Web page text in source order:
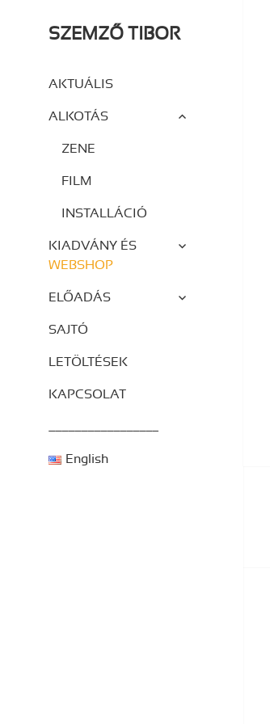
SZEMZŐ TIBOR
AKTUÁLIS
ALKOTÁS
szétnyitása
ZENE
FILM
INSTALLÁCIÓ
KIADVÁNY ÉS
WEBSHOP
szétnyitása
ELŐADÁS
szétnyitása
SAJTÓ
LETÖLTÉSEK
KAPCSOLAT
English